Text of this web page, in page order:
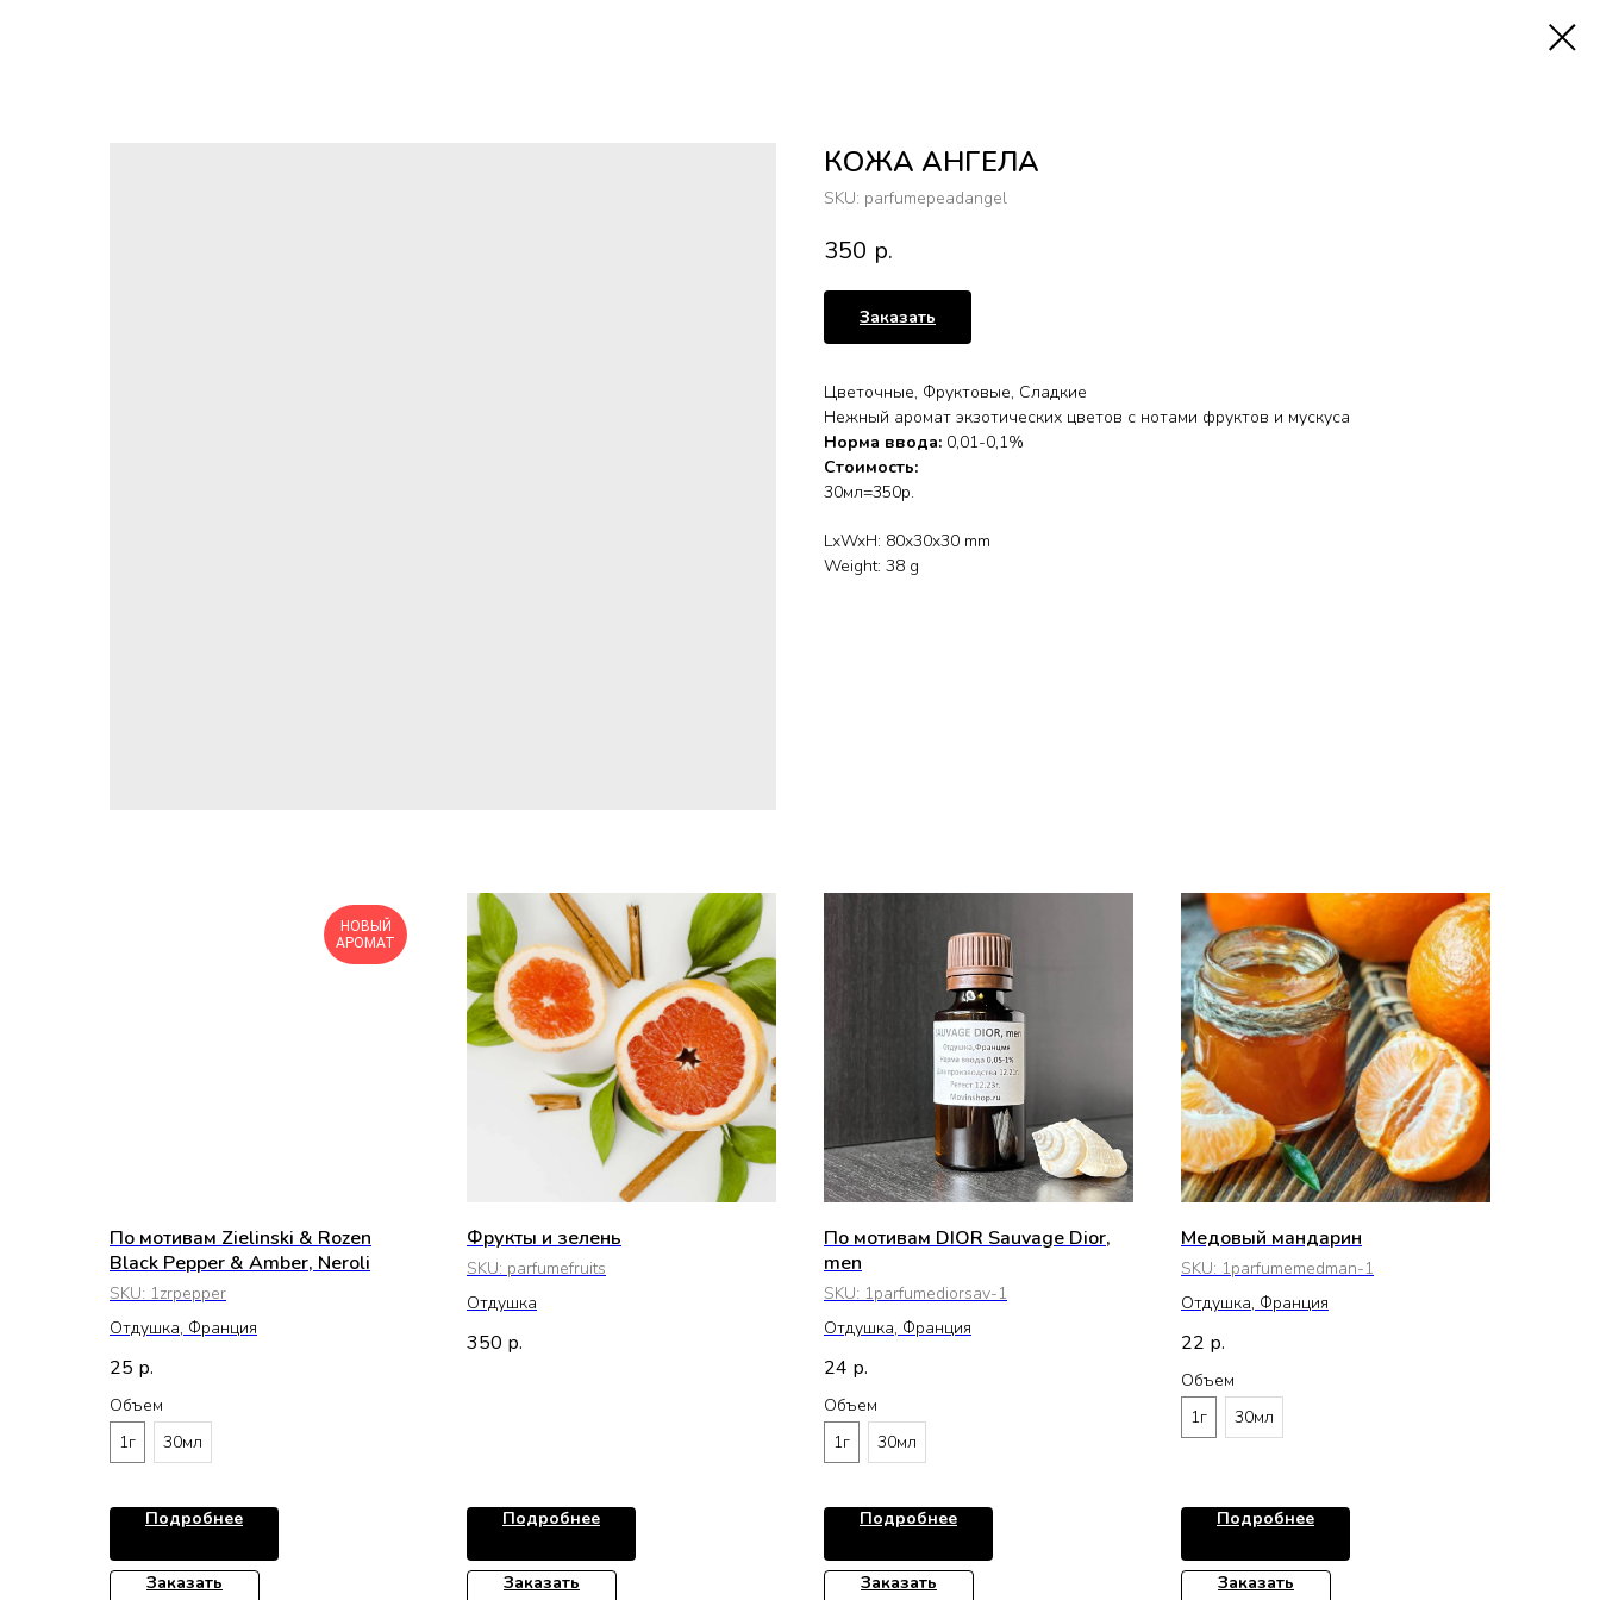
КОЖА АНГЕЛА
SKU: parfumepeadangel
350 р.
Заказать
Цветочные, Фруктовые, Сладкие
Нежный аромат экзотических цветов с нотами фруктов и мускуса
Норма ввода: 0,01-0,1%
Стоимость:
30мл=350р.
LxWxH: 80x30x30 mm
Weight: 38 g
НОВЫЙ
АРОМАТ
По мотивам Zielinski & Rozen
Black Pepper & Amber, Neroli
SKU: 1zrpepper
Отдушка, Франция
25 р.
Объем
1г
30мл
Подробнее
Заказать
Фрукты и зелень
SKU: parfumefruits
Отдушка
350 р.
Подробнее
Заказать
По мотивам DIOR Sauvage Dior,
men
SKU: 1parfumediorsav-1
Отдушка, Франция
24 р.
Объем
1г
30мл
Подробнее
Заказать
Медовый мандарин
SKU: 1parfumemedman-1
Отдушка, Франция
22 р.
Объем
1г
30мл
Подробнее
Заказать